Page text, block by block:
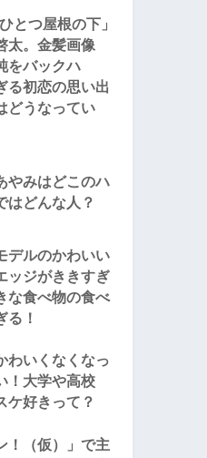
とつ屋根の下」
太。金髪画像
をバックハ
る初恋の思い出
どうなってい
やみはどこのハ
はどんな人？
デルのかわいい
ッジがききすぎ
な食べ物の食べ
る！
わいくなくなっ
！大学や高校
ケ好きって？
！（仮）」で主